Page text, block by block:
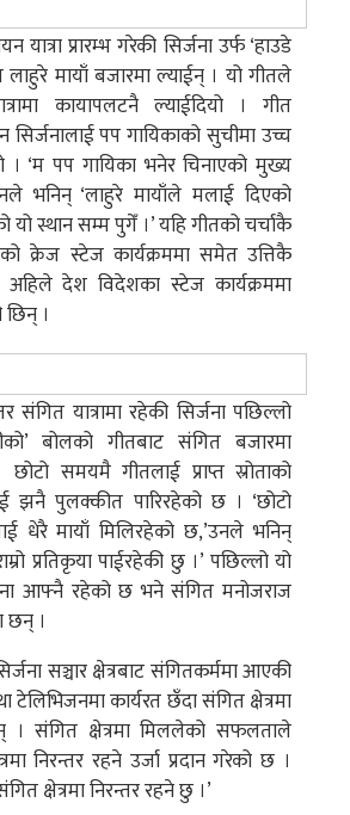
यात्रा प्रारम्भ गरेकी सिर्जना उर्फ ‘हाउडे
लाहुरे मायाँ बजारमा ल्याईन् । यो गीतले
कायापलटनै ल्याईदियो । गीत
सिर्जनालाई पप गायिकाको सुचीमा उच्च
। ‘म पप गायिका भनेर चिनाएको मुख्य
भनिन् ‘लाहुरे मायाँले मलाई दिएको
स्थान सम्म पुगेँ ।’ यहि गीतको चर्चाकै
क्रेज स्टेज कार्यक्रममा समेत उत्तिकै
देश विदेशका स्टेज कार्यक्रममा
।
संगित यात्रामा रहेकी सिर्जना पछिल्लो
बोलको गीतबाट संगित बजारमा
समयमै गीतलाई प्राप्त स्रोताको
झनै पुलक्कीत पारिरहेको छ । ‘छोटो
धेरै मायाँ मिलिरहेको छ,’उनले भनिन्
प्रतिकृया पाईरहेकी छु ।’ पछिल्लो यो
आफ्नै रहेको छ भने संगित मनोजराज
छन् ।
सञ्चार क्षेत्रबाट संगितकर्ममा आएकी
टेलिभिजनमा कार्यरत छँदा संगित क्षेत्रमा
। संगित क्षेत्रमा मिललेको सफलताले
निरन्तर रहने उर्जा प्रदान गरेको छ ।
क्षेत्रमा निरन्तर रहने छु ।’